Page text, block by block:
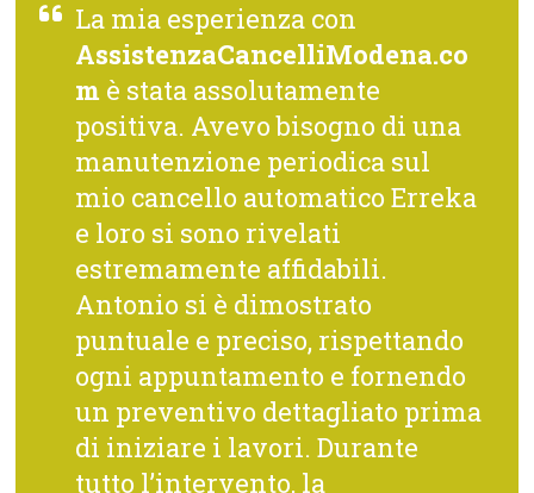
La mia esperienza con
AssistenzaCancelliModena.co
m è stata assolutamente
positiva. Avevo bisogno di una
manutenzione periodica sul
mio cancello automatico Erreka
e loro si sono rivelati
estremamente affidabili.
Antonio si è dimostrato
puntuale e preciso, rispettando
ogni appuntamento e fornendo
un preventivo dettagliato prima
di iniziare i lavori. Durante
tutto l’intervento, la